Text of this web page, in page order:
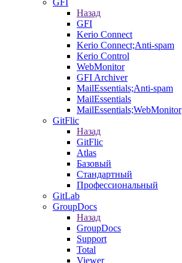
GFI
Назад
GFI
Kerio Connect
Kerio Connect;Anti-spam
Kerio Control
WebMonitor
GFI Archiver
MailEssentials;Anti-spam
MailEssentials
MailEssentials;WebMonitor
GitFlic
Назад
GitFlic
Atlas
Базовый
Стандартный
Профессиональный
GitLab
GroupDocs
Назад
GroupDocs
Support
Total
Viewer